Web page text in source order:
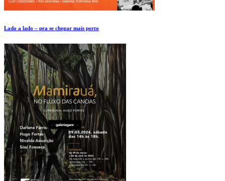
Lado a lado – pra se chegar mais perto